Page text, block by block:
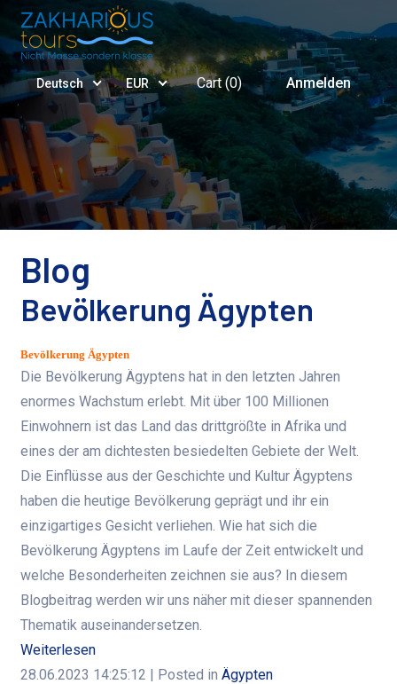
Deutsch EUR Cart (0) Anmelden
Blog
Bevölkerung Ägypten
Bevölkerung Ägypten
Die Bevölkerung Ägyptens hat in den letzten Jahren
enormes Wachstum erlebt. Mit über 100 Millionen
Einwohnern ist das Land das drittgrößte in Afrika und
eines der am dichtesten besiedelten Gebiete der Welt.
Die Einflüsse aus der Geschichte und Kultur Ägyptens
haben die heutige Bevölkerung geprägt und ihr ein
einzigartiges Gesicht verliehen. Wie hat sich die
Bevölkerung Ägyptens im Laufe der Zeit entwickelt und
welche Besonderheiten zeichnen sie aus? In diesem
Blogbeitrag werden wir uns näher mit dieser spannenden
Thematik auseinandersetzen.
Weiterlesen
28.06.2023 14:25:12 | Posted inÄgypten